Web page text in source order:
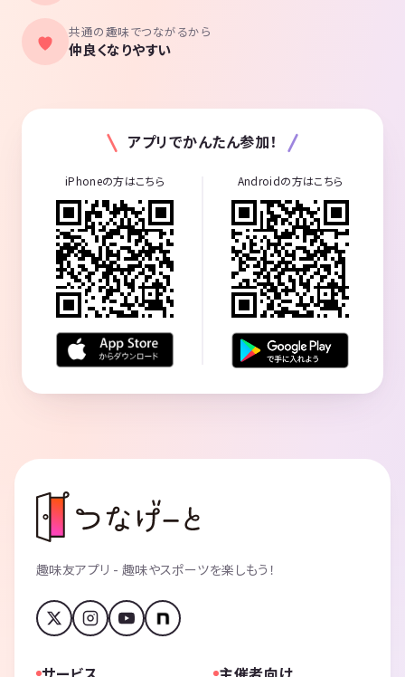
共通の趣味でつながるから
仲良くなりやすい
アプリでかんたん参加！
iPhoneの方はこちら Androidの方はこちら
趣味友アプリ - 趣味やスポーツを楽しもう！